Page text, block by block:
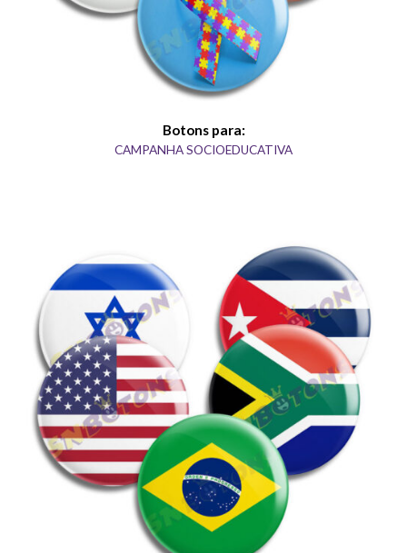
Botons para:
CAMPANHA SOCIOEDUCATIVA